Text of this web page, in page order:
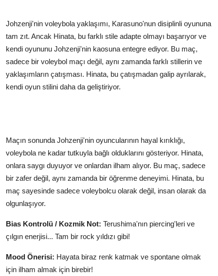
Johzenji'nin voleybola yaklaşımı, Karasuno'nun disiplinli oyununa
tam zıt. Ancak Hinata, bu farklı stile adapte olmayı başarıyor ve
kendi oyununu Johzenji'nin kaosuna entegre ediyor. Bu maç,
sadece bir voleybol maçı değil, aynı zamanda farklı stillerin ve
yaklaşımların çatışması. Hinata, bu çatışmadan galip ayrılarak,
kendi oyun stilini daha da geliştiriyor.
Maçın sonunda Johzenji'nin oyuncularının hayal kırıklığı,
voleybola ne kadar tutkuyla bağlı olduklarını gösteriyor. Hinata,
onlara saygı duyuyor ve onlardan ilham alıyor. Bu maç, sadece
bir zafer değil, aynı zamanda bir öğrenme deneyimi. Hinata, bu
maç sayesinde sadece voleybolcu olarak değil, insan olarak da
olgunlaşıyor.
Bias Kontrolü / Kozmik Not: Terushima'nın piercing'leri ve
çılgın enerjisi... Tam bir rock yıldızı gibi!
Mood Önerisi: Hayata biraz renk katmak ve spontane olmak
için ilham almak için birebir!